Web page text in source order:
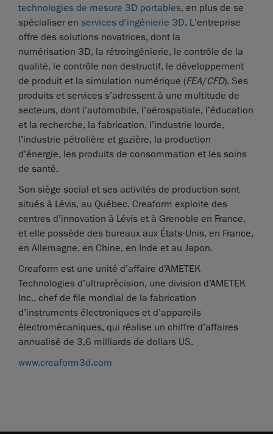
technologies de mesure 3D portables, en plus de se
spécialiser en services d’ingénierie 3D. L’entreprise
offre des solutions novatrices, dont la
numérisation 3D, la rétroingénierie, le contrôle de la
qualité, le contrôle non destructif, le développement
de produit et la simulation numérique (FEA/CFD). Ses
produits et services s’adressent à une multitude de
secteurs, dont l’automobile, l’aérospatiale, l’éducation
et la recherche, la fabrication, l’industrie lourde,
l’industrie pétrolière et gazière, la production
d’énergie, les produits de consommation et les soins
de santé.
Son siège social et ses activités de production sont
situés à Lévis, au Québec. Creaform exploite des
centres d’innovation à Lévis et à Grenoble en France,
et elle possède des bureaux aux États-Unis, en France,
en Allemagne, en Chine, en Inde et au Japon.
Creaform est une unité d’affaire d’AMETEK
Technologies d’ultraprécision, une division d’AMETEK
Inc., chef de file mondial de la fabrication
d’instruments électroniques et d’appareils
électromécaniques, qui réalise un chiffre d’affaires
annualisé de 3,6 milliards de dollars US.
www.creaform3d.com